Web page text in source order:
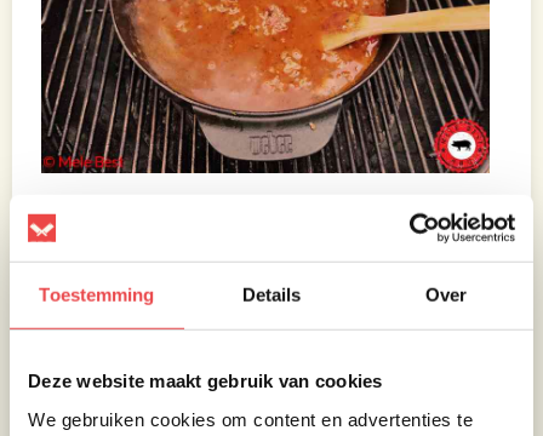
Toestemming Details Over
Deze website maakt gebruik van cookies
We gebruiken cookies om content en advertenties te
Laat de chili con carne vervolgens een half
bonen gaar kunnen worden. Laat daarna de
barbecue gesloten en roer de chili regelmatig